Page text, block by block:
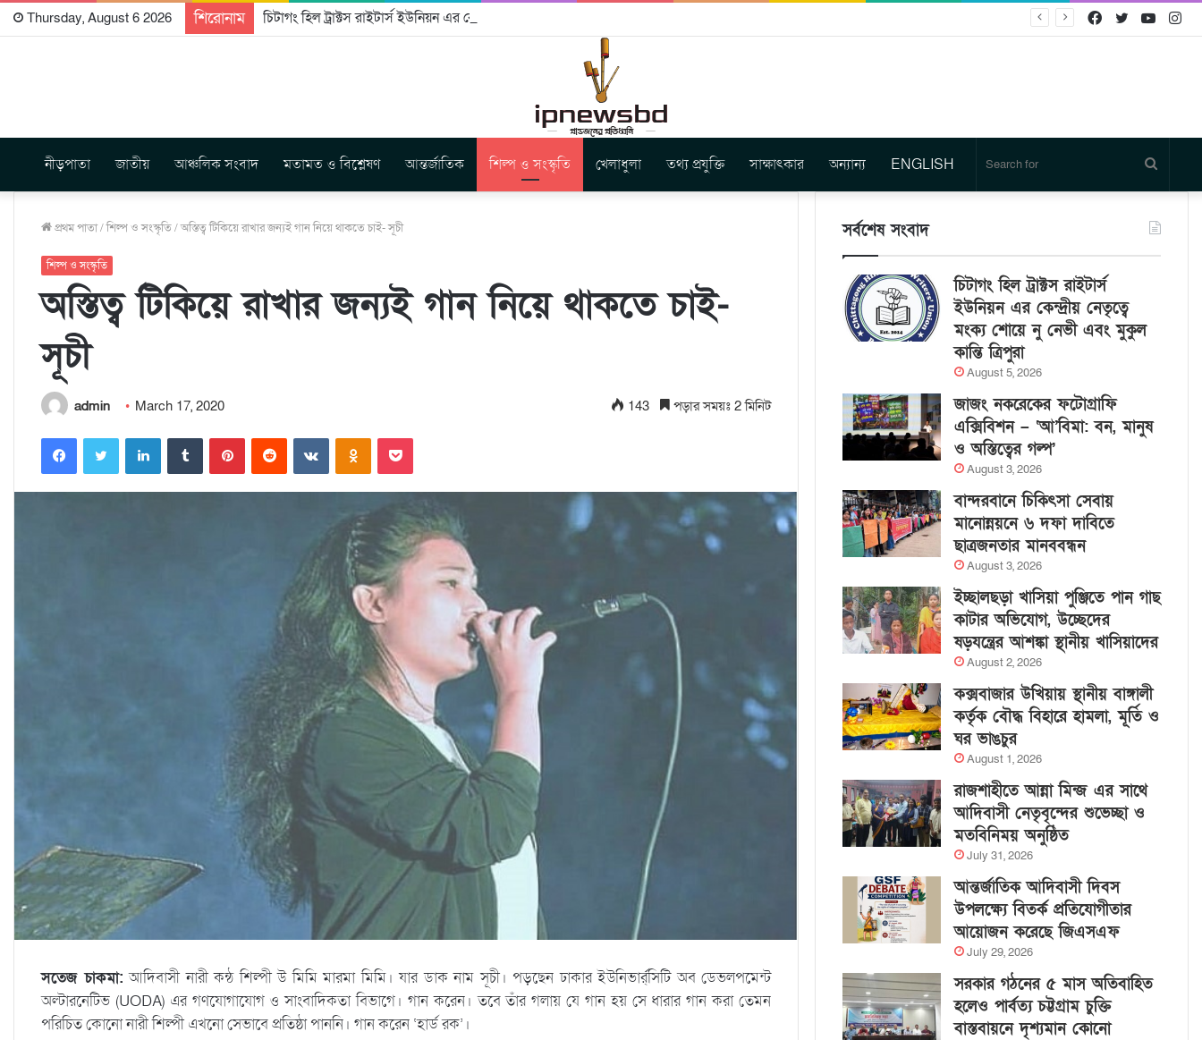
Thursday, August 6 2026 শিরোনাম চিটাগং হিল ট্রাক্টস রাইটার্স ইউনিয়ন এর কেন্দ্রীয় নেতৃত্বে মংক্য শোয়ে নু নেভী এবং মুকুল কান্তি ত্রিপুরা Twitter
Facebook
নীড়পাতা জাতীয় আঞ্চলিক সংবাদ মতামত ও বিশ্লেষণ আন্তর্জাতিক শিল্প ও সংস্কৃতি খেলাধুলা তথ্য প্রযুক্তি সাক্ষাৎকার অন্যান্য ENGLISH
for
প্রথম পাতা/শিল্প ও সংস্কৃতি/অস্তিত্ব টিকিয়ে রাখার জন্যই গান নিয়ে থাকতে চাই- সূচী
শিল্প ও সংস্কৃতি
অস্তিত্ব টিকিয়ে রাখার জন্যই গান নিয়ে থাকতে চাই-
সূচী
admin March 17, 2020 143 পড়ার সময়ঃ 2 মিনিট
সতেজ চাকমা: আদিবাসী নারী কন্ঠ শিল্পী উ মিমি মারমা মিমি। যার ডাক নাম সূচী। পড়ছেন ঢাকার ইউনিভার্র্সিটি অব ডেভলপমেন্ট
অল্টারনেটিভ (UODA) এর গণযোগাযোগ ও সাংবাদিকতা বিভাগে। গান করেন। তবে তাঁর গলায় যে গান হয় সে ধারার গান করা তেমন
পরিচিত কোনো নারী শিল্পী এখনো সেভাবে প্রতিষ্ঠা পাননি। গান করেন ‘হার্ড রক’।
সর্বশেষ সংবাদ
চিটাগং হিল ট্রাক্টস রাইটার্স
ইউনিয়ন এর কেন্দ্রীয় নেতৃত্বে
মংক্য শোয়ে নু নেভী এবং মুকুল
কান্তি ত্রিপুরা
August 5, 2026
জাজং নকরেকের ফটোগ্রাফি
এক্সিবিশন – ‘আ’বিমা: বন, মানুষ
ও অস্তিত্বের গল্প’
August 3, 2026
বান্দরবানে চিকিৎসা সেবায়
মানোন্নয়নে ৬ দফা দাবিতে
ছাত্রজনতার মানববন্ধন
August 3, 2026
ইচ্ছালছড়া খাসিয়া পুঞ্জিতে পান গাছ
কাটার অভিযোগ, উচ্ছেদের
ষড়যন্ত্রের আশঙ্কা স্থানীয় খাসিয়াদের
August 2, 2026
কক্সবাজার উখিয়ায় স্থানীয় বাঙ্গালী
কর্তৃক বৌদ্ধ বিহারে হামলা, মূর্তি ও
ঘর ভাঙচুর
August 1, 2026
রাজশাহীতে আন্না মিন্জ এর সাথে
আদিবাসী নেতৃবৃন্দের শুভেচ্ছা ও
মতবিনিময় অনুষ্ঠিত
July 31, 2026
আন্তর্জাতিক আদিবাসী দিবস
উপলক্ষ্যে বিতর্ক প্রতিযোগীতার
আয়োজন করেছে জিএসএফ
July 29, 2026
সরকার গঠনের ৫ মাস অতিবাহিত
হলেও পার্বত্য চট্টগ্রাম চুক্তি
বাস্তবায়নে দৃশ্যমান কোনো